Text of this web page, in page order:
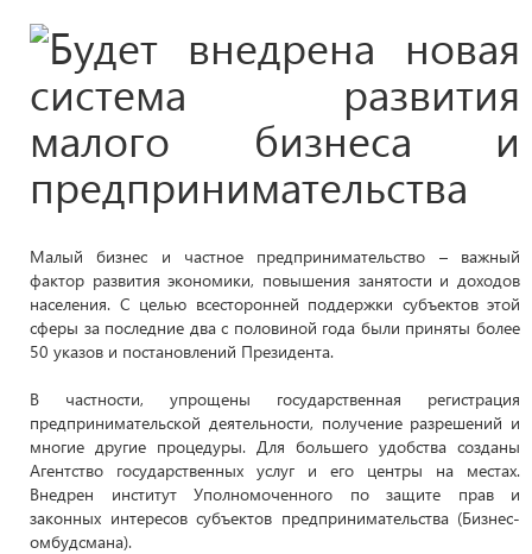
Малый бизнес и частное предпринимательство – важный
фактор развития экономики, повышения занятости и доходов
населения. С целью всесторонней поддержки субъектов этой
сферы за последние два с половиной года были приняты более
50 указов и постановлений Президента.
В частности, упрощены государственная регистрация
предпринимательской деятельности, получение разрешений и
многие другие процедуры. Для большего удобства созданы
Агентство государственных услуг и его центры на местах.
Внедрен институт Уполномоченного по защите прав и
законных интересов субъектов предпринимательства (Бизнес-
омбудсмана).